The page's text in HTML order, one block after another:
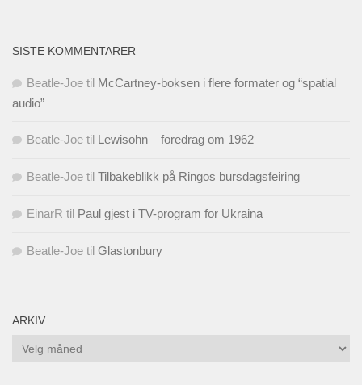
SISTE KOMMENTARER
Beatle-Joe til McCartney-boksen i flere formater og “spatial
audio”
Beatle-Joe til Lewisohn – foredrag om 1962
Beatle-Joe til Tilbakeblikk på Ringos bursdagsfeiring
EinarR til Paul gjest i TV-program for Ukraina
Beatle-Joe til Glastonbury
ARKIV
Arkiv